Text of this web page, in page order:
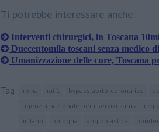
Ti potrebbe interessare anche:
Interventi chirurgici, in Toscana
Duecentomila toscani senza medico
Umanizzazione delle cure, Toscana
Tag roma rai 1 bypass aorto-coronarico
agenzia nazionale per i servizi sanitari
milano
bologna angioplastica